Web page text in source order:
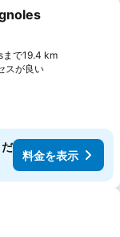
追加
で19.4 km
スが良い料金を表示
料金を表示
追加